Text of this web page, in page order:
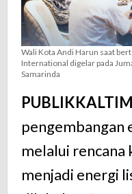
Wali Kota Andi Harun saat
International digelar pada
Samarinda
pengembangan
melalui rencana
menjadi energi